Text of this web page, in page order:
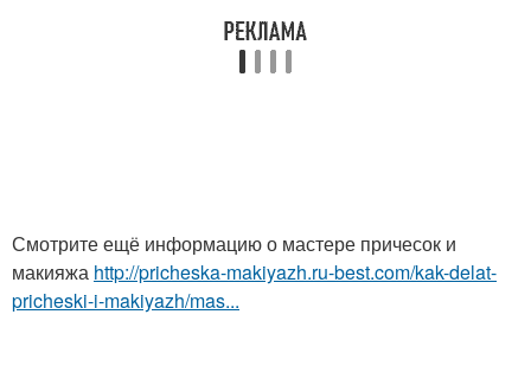
Смотрите ещё информацию о мастере причесок и
макияжа http://pricheska-makiyazh.ru-best.com/kak-delat-
pricheski-i-makiyazh/mas...